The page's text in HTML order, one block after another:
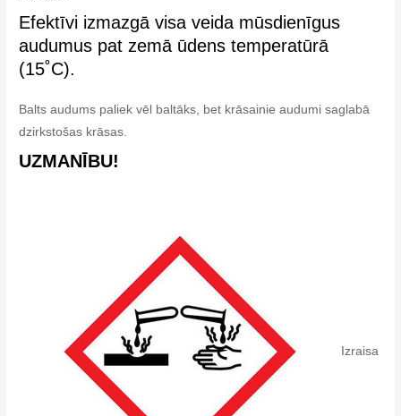
Efektīvi izmazgā visa veida mūsdienīgus
audumus pat zemā ūdens temperatūrā
(15˚C).
Balts audums paliek vēl baltāks, bet krāsainie audumi saglabā
dzirkstošas krāsas.
UZMANĪBU!
Izraisa